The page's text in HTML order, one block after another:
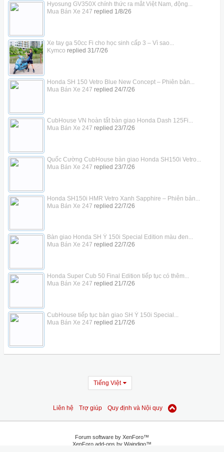
Hyosung GV350X chính thức ra mắt Việt Nam, động...
Mua Bán Xe 247 replied 1/8/26
Xe tay ga 50cc Fi cho học sinh cấp 3 – Vì sao...
Kymco replied 31/7/26
Honda SH 150 Vetro Blue New Concept – Phiên bản...
Mua Bán Xe 247 replied 24/7/26
CubHouse VN hoàn tất bàn giao Honda Dash 125Fi...
Mua Bán Xe 247 replied 23/7/26
Quốc Cường CubHouse bàn giao Honda SH150i Vetro...
Mua Bán Xe 247 replied 23/7/26
Honda SH150i HMR Vetro Xanh Sapphire – Phiên bản...
Mua Bán Xe 247 replied 22/7/26
Bàn giao Honda SH Ý 150i Special Edition màu đen...
Mua Bán Xe 247 replied 22/7/26
Honda Super Cub 50 Final Edition tiếp tục có thêm...
Mua Bán Xe 247 replied 21/7/26
CubHouse tiếp tục bàn giao SH Ý 150i Special...
Mua Bán Xe 247 replied 21/7/26
Tiếng Việt
Liên hệ Trợ giúp Quy định và Nội quy
Forum software by XenForo™
XenForo add-ons by Waindigo™